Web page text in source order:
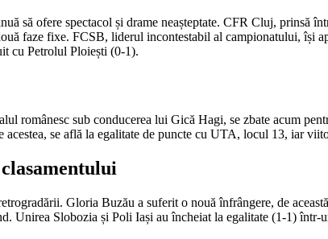
să ofere spectacol și drame neașteptate. CFR Cluj, prinsă
faze fixe. FCSB, liderul incontestabil al campionatului, își
cu Petrolul Ploiești (0-1).
românesc sub conducerea lui Gică Hagi, se zbate acum
acestea, se află la egalitate de puncte cu UTA, locul 13, iar
Gloria Buzău a suferit o nouă înfrângere, de
Unirea Slobozia și Poli Iași au încheiat la egalitate (1-1)